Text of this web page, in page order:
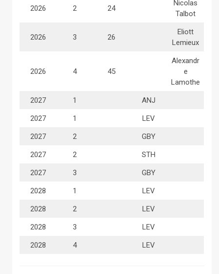
2026 2 24
Nicolas
Talbot
2026 3 26
Eliott
Lemieux
2026 4 45
Alexandr
e
Lamothe
2027 1 ANJ
2027 1 LEV
2027 2 GBY
2027 2 STH
2027 3 GBY
2028 1 LEV
2028 2 LEV
2028 3 LEV
2028 4 LEV